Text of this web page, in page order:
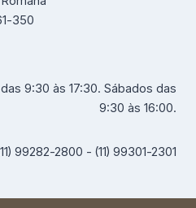
350
9:30 às 17:30. Sábados das
9:30 às 16:00.
99282-2800 - (11) 99301-2301